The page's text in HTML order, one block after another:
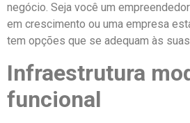
negócio. Seja você um
em crescimento ou uma empresa
tem opções que se adequam às
Infraestrutura
funcional